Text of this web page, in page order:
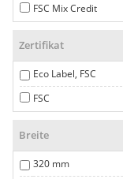
FSC Mix Credit
Zertifikat
Eco Label, FSC
FSC
Breite
320 mm